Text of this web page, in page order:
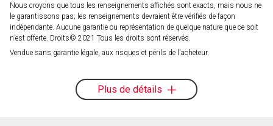
Nous croyons que tous les renseignements affichés sont exacts, mais nous ne
le garantissons pas; les renseignements devraient être vérifiés de façon
indépendante. Aucune garantie ou représentation de quelque nature que ce soit
n’est offerte. Droits© 2021 Tous les droits sont réservés.
Vendue sans garantie légale, aux risques et périls de l'acheteur.
Plus de détails